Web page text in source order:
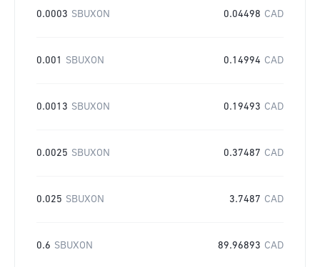
0.0003 SBUXON 0.04498 CAD
0.001 SBUXON 0.14994 CAD
0.0013 SBUXON 0.19493 CAD
0.0025 SBUXON 0.37487 CAD
0.025 SBUXON 3.7487 CAD
0.6 SBUXON 89.96893 CAD